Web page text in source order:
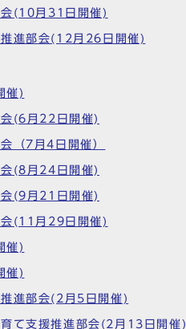
(10月31日開催)
進部会(12月26日開催)
催)
(6月22日開催)
（7月4日開催）
(8月24日開催)
(9月21日開催)
(11月29日開催)
催)
催)
進部会(2月5日開催)
て支援推進部会(2月13日開催)